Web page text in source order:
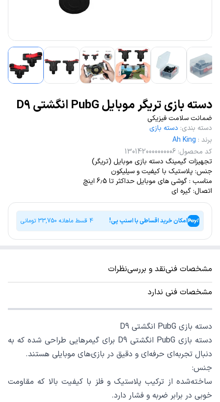
دسته بازی تریگر موبایل PubG انگشتی D9
ضمانت سلامت فیزیکی
دسته بندی: دسته بازی
برند :
Ah King
کد محصول:
1301420000000006
تجهیزات گیمینگ دسته بازی موبایل (تریگر)
جنس: پلاستیک با کیفیت و سیلیکون
مناسب : گوشی های موبایل حداکثر تا 6٫5 اینچ
اتصال: گیره ای
امکان خرید اقساطی با اسنپ پی! 4 قسط ماهانه 33,750 تومانی
مشخصات فنینقد و بررسینظرات
مشخصات فنی ندارد
دسته بازی PubG انگشتی D9
دسته بازی PubG انگشتی D9 برای گیمرهایی طراحی شده که به
دنبال تجربه‌ای حرفه‌ای و دقیق در بازی‌های موبایلی هستند.
جنس:
ساخته‌شده از ترکیب پلاستیک و فلز با کیفیت بالا که مقاومت
خوبی در برابر ضربه و فشار دارد.